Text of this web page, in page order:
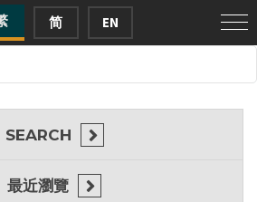
简 EN
SEARCH
最近瀏覽